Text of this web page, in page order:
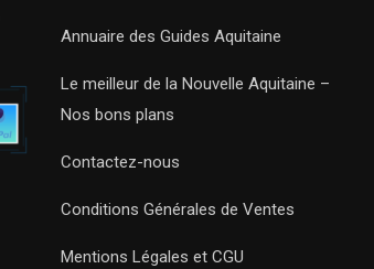
Annuaire des Guides Aquitaine
Le meilleur de la Nouvelle Aquitaine –
Nos bons plans
Contactez-nous
Conditions Générales de Ventes
Mentions Légales et CGU